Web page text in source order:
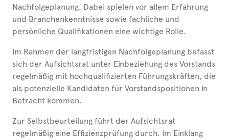
Nachfolgeplanung. Dabei spielen vor allem Erfahrung
und Branchenkenntnisse sowie fachliche und
persönliche Qualifikationen eine wichtige Rolle.
Im Rahmen der langfristigen Nachfolgeplanung befasst
sich der Aufsichtsrat unter Einbeziehung des Vorstands
regelmäßig mit hochqualifizierten Führungskräften, die
als potenzielle Kandidaten für Vorstandspositionen in
Betracht kommen.
Zur Selbstbeurteilung führt der Aufsichtsrat
regelmäßig eine Effizienzprüfung durch. Im Einklang